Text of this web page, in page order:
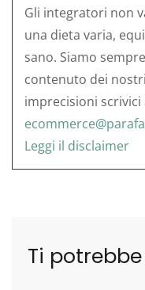
Gli integratori non
una dieta varia,
sano. Siamo
contenuto dei
imprecisioni scrivici
Leggi il disclaimer
Ti